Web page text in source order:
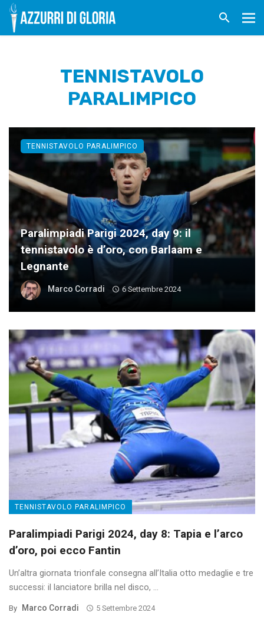
TENNISTAVOLO
PARALIMPICO
Paralimpiadi Parigi 2024, day 9: il
tennistavolo è d’oro, con Barlaam e
Legnante
Marco Corradi 6 Settembre 2024
TENNISTAVOLO PARALIMPICO
TENNISTAVOLO PARALIMPICO
Paralimpiadi Parigi 2024, day 8: Tapia e l’arco
d’oro, poi ecco Fantin
Un’altra giornata trionfale consegna all’Italia otto medaglie e tre
successi: il lanciatore brilla nel disco, ...
By Marco Corradi 5 Settembre 2024